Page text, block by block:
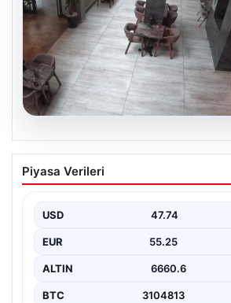
08.08.2026
Garson robot kendini
attı. Çalışma stresi yaşayan
Piyasa Verileri
USD 47.74
EUR 55.25
ALTIN 6660.6
BTC 3104813